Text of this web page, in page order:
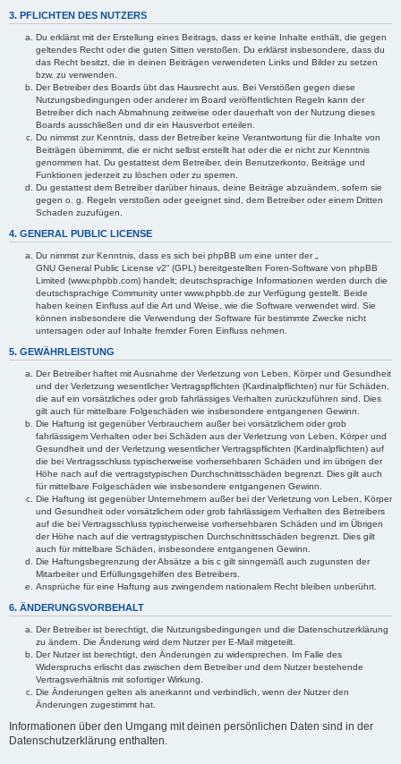
3. PFLICHTEN DES NUTZERS
Du erklärst mit der Erstellung eines Beitrags, dass er keine Inhalte enthält, die gegen
geltendes Recht oder die guten Sitten verstoßen. Du erklärst insbesondere, dass du
das Recht besitzt, die in deinen Beiträgen verwendeten Links und Bilder zu setzen
bzw. zu verwenden.
Der Betreiber des Boards übt das Hausrecht aus. Bei Verstößen gegen diese
Nutzungsbedingungen oder anderer im Board veröffentlichten Regeln kann der
Betreiber dich nach Abmahnung zeitweise oder dauerhaft von der Nutzung dieses
Boards ausschließen und dir ein Hausverbot erteilen.
Du nimmst zur Kenntnis, dass der Betreiber keine Verantwortung für die Inhalte von
Beiträgen übernimmt, die er nicht selbst erstellt hat oder die er nicht zur Kenntnis
genommen hat. Du gestattest dem Betreiber, dein Benutzerkonto, Beiträge und
Funktionen jederzeit zu löschen oder zu sperren.
Du gestattest dem Betreiber darüber hinaus, deine Beiträge abzuändern, sofern sie
gegen o. g. Regeln verstoßen oder geeignet sind, dem Betreiber oder einem Dritten
Schaden zuzufügen.
4. GENERAL PUBLIC LICENSE
Du nimmst zur Kenntnis, dass es sich bei phpBB um eine unter der „
GNU General Public License v2“ (GPL) bereitgestellten Foren-Software von phpBB
Limited (www.phpbb.com) handelt; deutschsprachige Informationen werden durch die
deutschsprachige Community unter www.phpbb.de zur Verfügung gestellt. Beide
haben keinen Einfluss auf die Art und Weise, wie die Software verwendet wird. Sie
können insbesondere die Verwendung der Software für bestimmte Zwecke nicht
untersagen oder auf Inhalte fremder Foren Einfluss nehmen.
5. GEWÄHRLEISTUNG
Der Betreiber haftet mit Ausnahme der Verletzung von Leben, Körper und Gesundheit
und der Verletzung wesentlicher Vertragspflichten (Kardinalpflichten) nur für Schäden,
die auf ein vorsätzliches oder grob fahrlässiges Verhalten zurückzuführen sind. Dies
gilt auch für mittelbare Folgeschäden wie insbesondere entgangenen Gewinn.
Die Haftung ist gegenüber Verbrauchern außer bei vorsätzlichem oder grob
fahrlässigem Verhalten oder bei Schäden aus der Verletzung von Leben, Körper und
Gesundheit und der Verletzung wesentlicher Vertragspflichten (Kardinalpflichten) auf
die bei Vertragsschluss typischerweise vorhersehbaren Schäden und im übrigen der
Höhe nach auf die vertragstypischen Durchschnittsschäden begrenzt. Dies gilt auch
für mittelbare Folgeschäden wie insbesondere entgangenen Gewinn.
Die Haftung ist gegenüber Unternehmern außer bei der Verletzung von Leben, Körper
und Gesundheit oder vorsätzlichem oder grob fahrlässigem Verhalten des Betreibers
auf die bei Vertragsschluss typischerweise vorhersehbaren Schäden und im Übrigen
der Höhe nach auf die vertragstypischen Durchschnittsschäden begrenzt. Dies gilt
auch für mittelbare Schäden, insbesondere entgangenen Gewinn.
Die Haftungsbegrenzung der Absätze a bis c gilt sinngemäß auch zugunsten der
Mitarbeiter und Erfüllungsgehilfen des Betreibers.
Ansprüche für eine Haftung aus zwingendem nationalem Recht bleiben unberührt.
6. ÄNDERUNGSVORBEHALT
Der Betreiber ist berechtigt, die Nutzungsbedingungen und die Datenschutzerklärung
zu ändern. Die Änderung wird dem Nutzer per E-Mail mitgeteilt.
Der Nutzer ist berechtigt, den Änderungen zu widersprechen. Im Falle des
Widerspruchs erlischt das zwischen dem Betreiber und dem Nutzer bestehende
Vertragsverhältnis mit sofortiger Wirkung.
Die Änderungen gelten als anerkannt und verbindlich, wenn der Nutzer den
Änderungen zugestimmt hat.
Informationen über den Umgang mit deinen persönlichen Daten sind in der
Datenschutzerklärung enthalten.